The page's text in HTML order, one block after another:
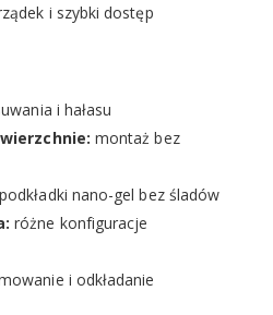
i szybki dostęp
i hałasu
montaż bez
podkładki nano-gel bez śladów
różne konfiguracje
i odkładanie